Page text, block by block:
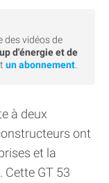
des vidéos de
d'énergie et de
un abonnement
à deux
ont
et la
GT 53